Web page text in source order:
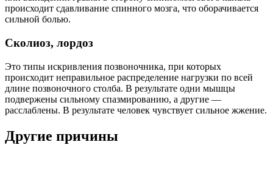
происходит сдавливание спинного мозга, что оборачивается
сильной болью.
Сколиоз, лордоз
Это типы искривления позвоночника, при которых
происходит неправильное распределение нагрузки по всей
длине позвоночного столба. В результате одни мышцы
подвержены сильному спазмированию, а другие —
расслаблены. В результате человек чувствует сильное жжение.
Другие причины